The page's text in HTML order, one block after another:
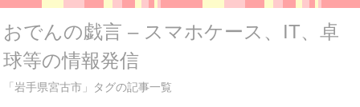
おでんの戯言 – スマホケース、IT、卓
球等の情報発信
「岩手県宮古市」タグの記事一覧